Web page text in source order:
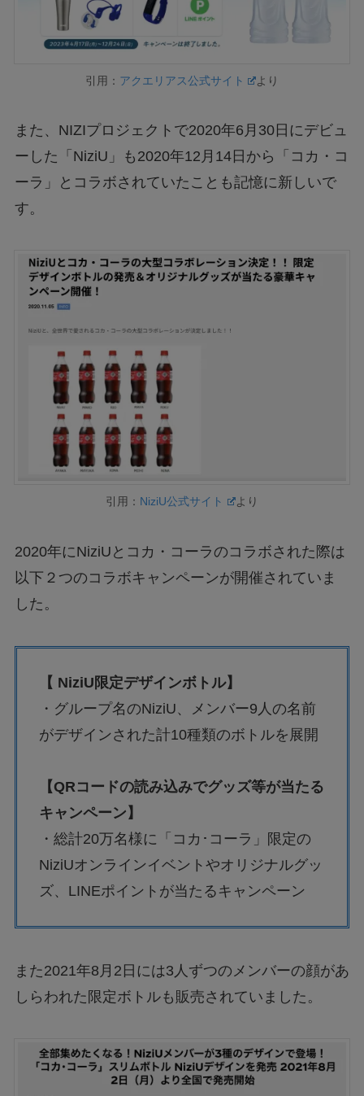
引用： アクエリアス公式サイト より
また、NIZIプロジェクトで2020年6月30日にデビュ
ーした「NiziU」も2020年12月14日から「コカ・コ
ーラ」とコラボされていたことも記憶に新しいで
す。
引用： NiziU公式サイト より
2020年にNiziUとコカ・コーラのコラボされた際は
以下２つのコラボキャンペーンが開催されていま
した。
【 NiziU限定デザインボトル】
・グループ名のNiziU、メンバー9人の名前
がデザインされた計10種類のボトルを展開
【QRコードの読み込みでグッズ等が当たる
キャンペーン】
・総計20万名様に「コカ･コーラ」限定の
NiziUオンラインイベントやオリジナルグッ
ズ、LINEポイントが当たるキャンペーン
また2021年8月2日には3人ずつのメンバーの顔があ
しらわれた限定ボトルも販売されていました。